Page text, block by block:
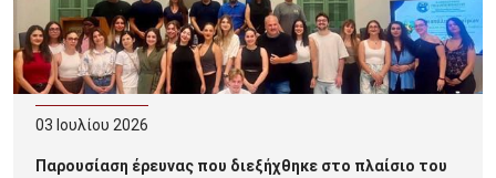
03 Ιουλίου 2026
Παρουσίαση έρευνας που διεξήχθηκε στο πλαίσιο του